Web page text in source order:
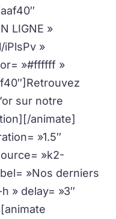
LIGNE »
iPlsPv »
»#ffffff »
sur notre
animate]
»1.5″
»k2-
»Nos derniers
» delay= »3″